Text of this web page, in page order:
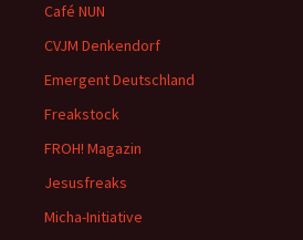
Café NUN
CVJM Denkendorf
Emergent Deutschland
Freakstock
FROH! Magazin
Jesusfreaks
Micha-Initiative